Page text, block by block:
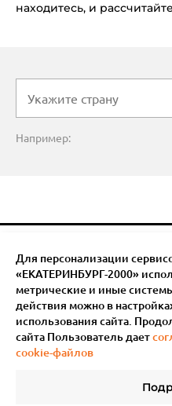
находитесь, и
Например:
Для персонализации
«ЕКАТЕРИНБУРГ-2000»
метрические и иные
действия можно в
использования сайта.
сайта Пользователь дает
cookie-файлов